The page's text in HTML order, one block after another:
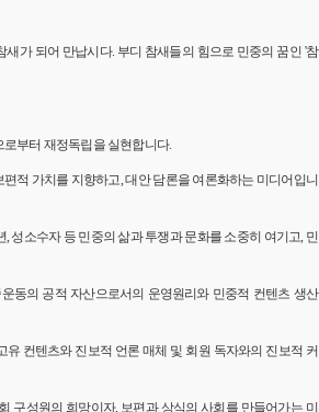
가 되어 만납시다. 부디 참새들의 힘으로 민중의 꿈인 '참
부터 재정독립을 실현합니다.
적 가치를 지향하고, 대안 담론을 여론화하는 미디어입니
성소수자 등 민중의 삶과 투쟁과 문화를 소중히 여기고, 민
동의 공적 자산으로서의 운영원리와 민중적 컨텐츠 생산
컨텐츠와 진보적 언론 매체 및 회원 독자와의 진보적 커
구성원의 희망이자, 보편과 상식의 사회를 만들어가는 미